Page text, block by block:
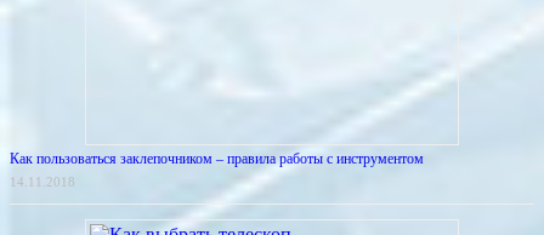
Как пользоваться заклепочником – правила работы с инструментом
14.11.2018